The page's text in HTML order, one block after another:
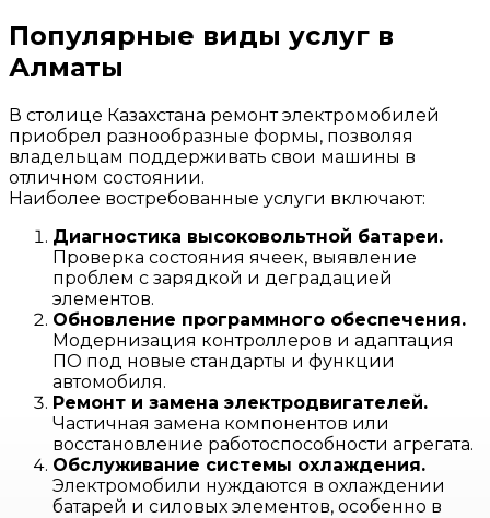
Популярные виды услуг в
Алматы
В столице Казахстана ремонт электромобилей
приобрел разнообразные формы, позволяя
владельцам поддерживать свои машины в
отличном состоянии.
Наиболее востребованные услуги включают:
Диагностика высоковольтной батареи.
Проверка состояния ячеек, выявление
проблем с зарядкой и деградацией
элементов.
Обновление программного обеспечения.
Модернизация контроллеров и адаптация
ПО под новые стандарты и функции
автомобиля.
Ремонт и замена электродвигателей.
Частичная замена компонентов или
восстановление работоспособности агрегата.
Обслуживание системы охлаждения.
Электромобили нуждаются в охлаждении
батарей и силовых элементов, особенно в